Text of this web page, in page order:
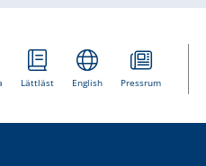
Lättläst English Pressrum